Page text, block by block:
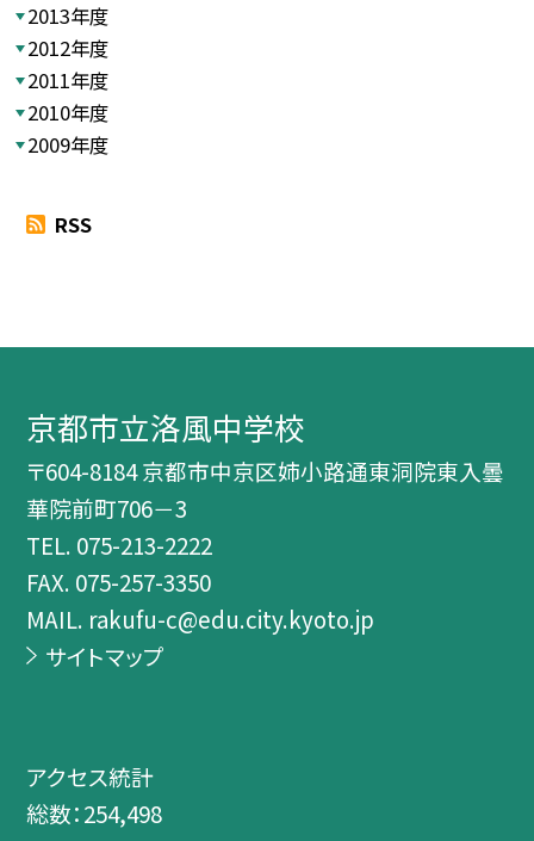
2013年度
2012年度
2011年度
2010年度
2009年度
RSS
京都市立洛風中学校
〒604-8184 京都市中京区姉小路通東洞院東入曇
華院前町706－3
TEL. 075-213-2222
FAX. 075-257-3350
MAIL. rakufu-c@edu.city.kyoto.jp
サイトマップ
アクセス統計
総数：254,498